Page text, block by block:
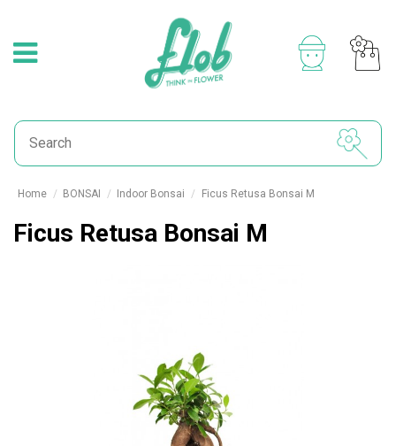
Home BONSAI Indoor Bonsai Ficus Retusa Bonsai M
Ficus Retusa Bonsai M